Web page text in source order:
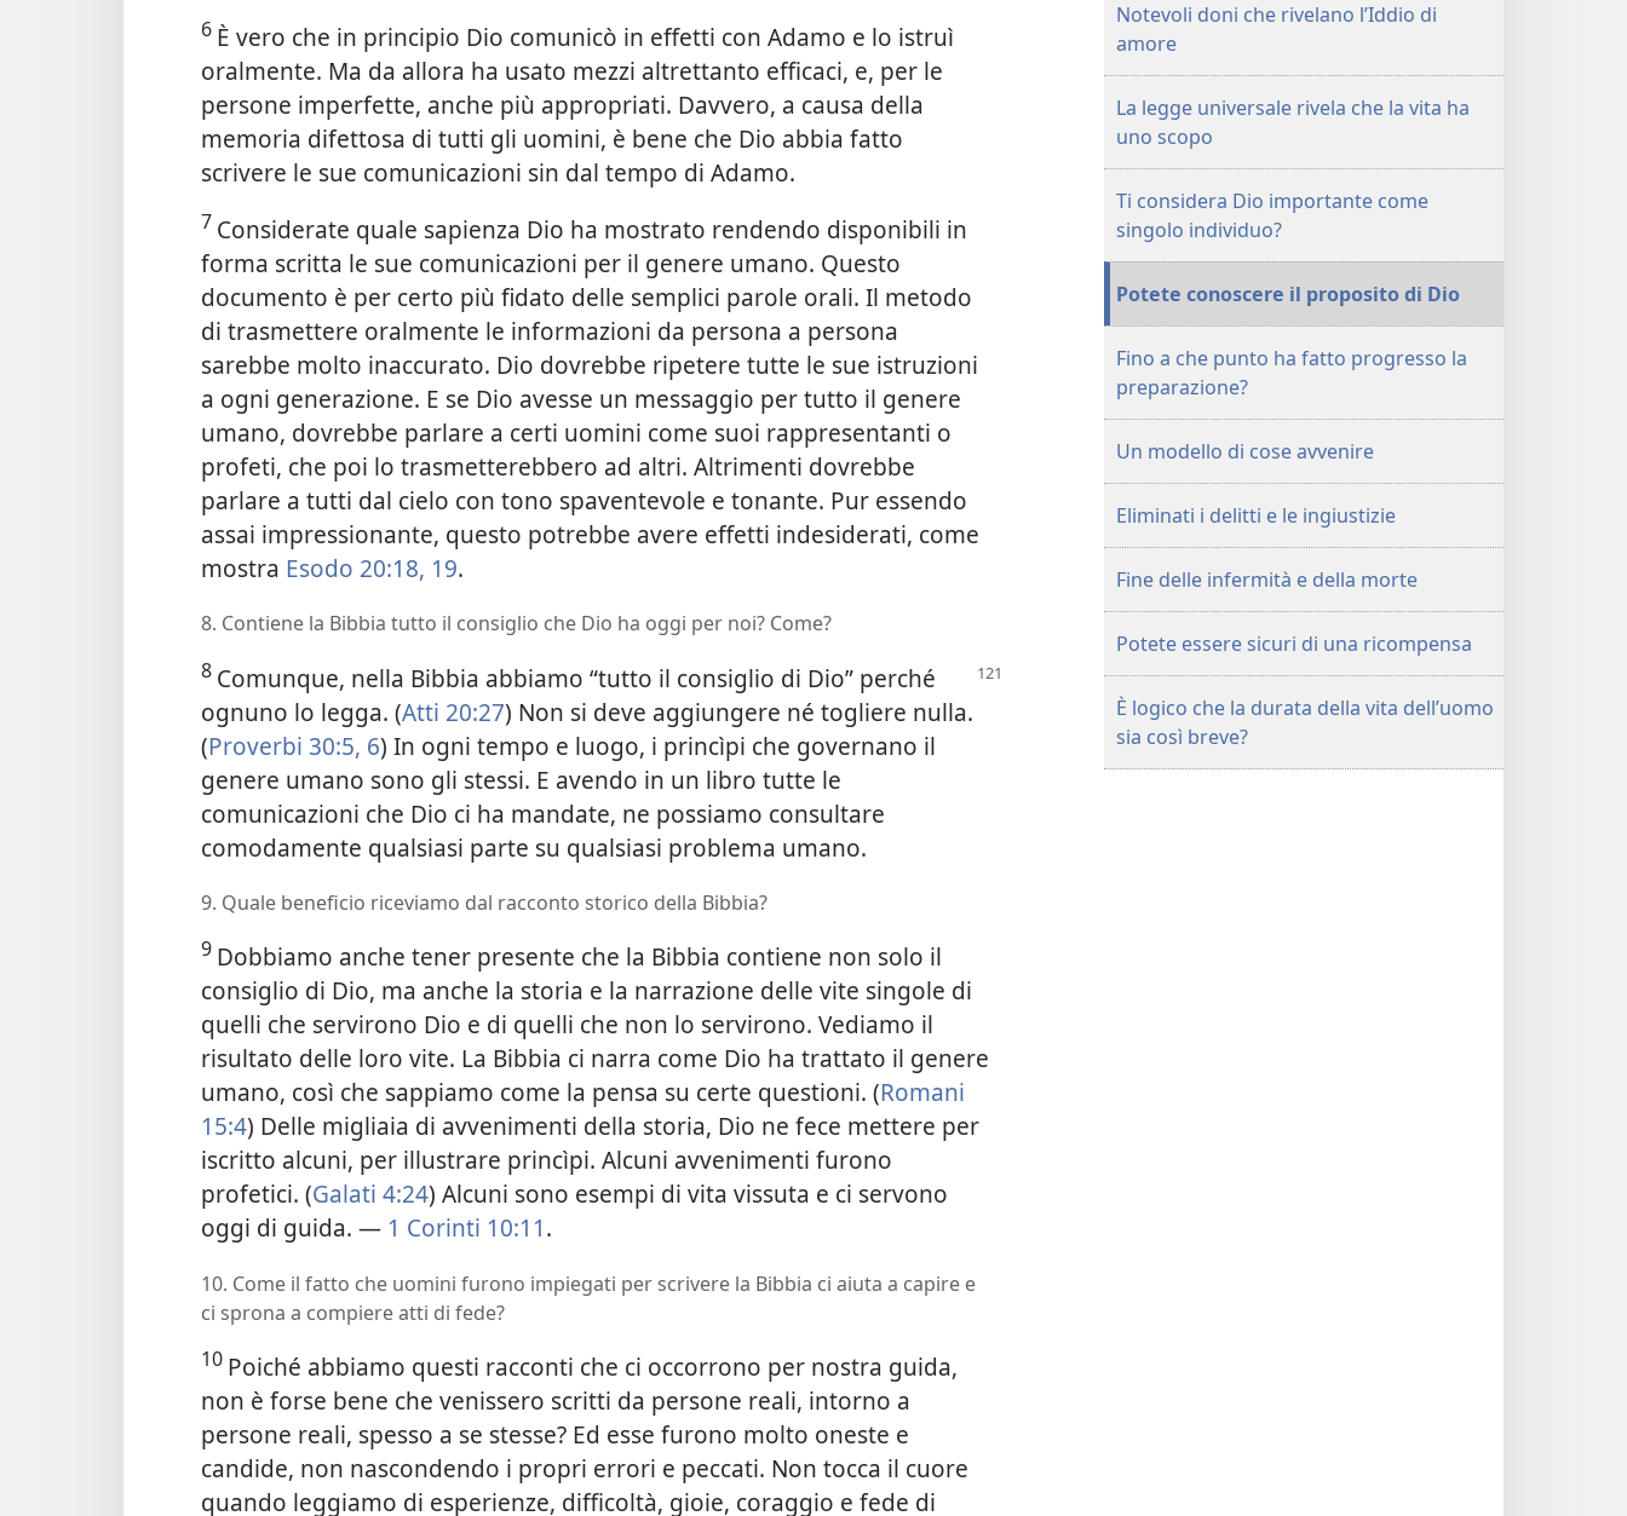
6 È vero che in principio Dio comunicò in effetti con Adamo e lo istruì
oralmente. Ma da allora ha usato mezzi altrettanto efficaci, e, per le
persone imperfette, anche più appropriati. Davvero, a causa della
memoria difettosa di tutti gli uomini, è bene che Dio abbia fatto
scrivere le sue comunicazioni sin dal tempo di Adamo.
7 Considerate quale sapienza Dio ha mostrato rendendo disponibili in
forma scritta le sue comunicazioni per il genere umano. Questo
documento è per certo più fidato delle semplici parole orali. Il metodo
di trasmettere oralmente le informazioni da persona a persona
sarebbe molto inaccurato. Dio dovrebbe ripetere tutte le sue istruzioni
a ogni generazione. E se Dio avesse un messaggio per tutto il genere
umano, dovrebbe parlare a certi uomini come suoi rappresentanti o
profeti, che poi lo trasmetterebbero ad altri. Altrimenti dovrebbe
parlare a tutti dal cielo con tono spaventevole e tonante. Pur essendo
assai impressionante, questo potrebbe avere effetti indesiderati, come
mostra Esodo 20:18, 19.
8. Contiene la Bibbia tutto il consiglio che Dio ha oggi per noi? Come?
8 Comunque, nella Bibbia abbiamo “tutto il consiglio di Dio” perché
ognuno lo legga. (Atti 20:27) Non si deve aggiungere né togliere nulla.
(Proverbi 30:5, 6) In ogni tempo e luogo, i princìpi che governano il
genere umano sono gli stessi. E avendo in un libro tutte le
comunicazioni che Dio ci ha mandate, ne possiamo consultare
comodamente qualsiasi parte su qualsiasi problema umano.
9. Quale beneficio riceviamo dal racconto storico della Bibbia?
9 Dobbiamo anche tener presente che la Bibbia contiene non solo il
consiglio di Dio, ma anche la storia e la narrazione delle vite singole di
quelli che servirono Dio e di quelli che non lo servirono. Vediamo il
risultato delle loro vite. La Bibbia ci narra come Dio ha trattato il genere
umano, così che sappiamo come la pensa su certe questioni. (Romani
15:4) Delle migliaia di avvenimenti della storia, Dio ne fece mettere per
iscritto alcuni, per illustrare princìpi. Alcuni avvenimenti furono
profetici. (Galati 4:24) Alcuni sono esempi di vita vissuta e ci servono
oggi di guida. — 1 Corinti 10:11.
10. Come il fatto che uomini furono impiegati per scrivere la Bibbia ci aiuta a capire e
ci sprona a compiere atti di fede?
10 Poiché abbiamo questi racconti che ci occorrono per nostra guida,
non è forse bene che venissero scritti da persone reali, intorno a
persone reali, spesso a se stesse? Ed esse furono molto oneste e
candide, non nascondendo i propri errori e peccati. Non tocca il cuore
quando leggiamo di esperienze, difficoltà, gioie, coraggio e fede di
Notevoli doni che rivelano l’Iddio di
amore
La legge universale rivela che la vita ha
uno scopo
Ti considera Dio importante come
singolo individuo?
Potete conoscere il proposito di Dio
Fino a che punto ha fatto progresso la
preparazione?
Un modello di cose avvenire
Eliminati i delitti e le ingiustizie
Fine delle infermità e della morte
Potete essere sicuri di una ricompensa
È logico che la durata della vita dell’uomo
sia così breve?